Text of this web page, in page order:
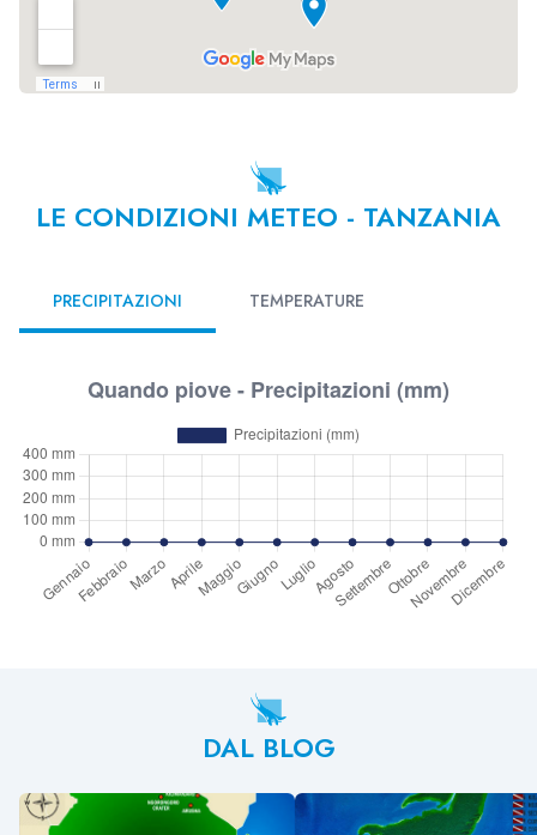
LE CONDIZIONI METEO - TANZANIA
PRECIPITAZIONI TEMPERATURE
DAL BLOG